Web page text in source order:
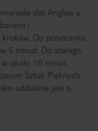
des Anglais a
i
kroków. Do przystanku
5 minut. Do starego
około 10 minut.
Sztuk Pięknych
oddalone jest o